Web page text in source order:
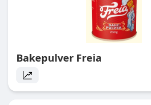
Bakepulver Freia